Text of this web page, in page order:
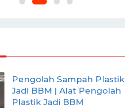
Pengolah Sampah Plastik
Jadi BBM | Alat Pengolah
Plastik Jadi BBM